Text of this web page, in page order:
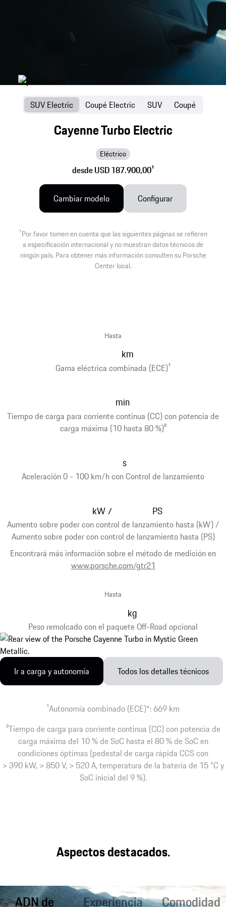
Cayenne Turbo Electric
Eléctrico
desde USD 187.900,001
SUV Electric Coupé Electric SUV Coupé
Cambiar modelo Configurar
1Por favor tomen en cuenta que las siguientes páginas se refieren
a especificación internacional y no muestran datos técnicos de
ningún país. Para obtener más información consulten su Porsche
Center local.
Gama eléctrica combinada (ECE)1
Hasta
km
Tiempo de carga para corriente continua (CC) con potencia de
carga máxima (10 hasta 80 %)2
min
Aceleración 0 - 100 km/h con Control de lanzamiento
s
Aumento sobre poder con control de lanzamiento hasta (kW) /
Aumento sobre poder con control de lanzamiento hasta (PS)
Encontrará más información sobre el método de medición en
www.porsche.com/gtr21
kW / PS
Peso remolcado con el paquete Off-Road opcional
Hasta
kg
Ir a carga y autonomía Todos los detalles técnicos
1Autonomía combinado (ECE)*: 669 km
2Tiempo de carga para corriente continua (CC) con potencia de
carga máxima del 10 % de SoC hasta el 80 % de SoC en
condiciones óptimas (pedestal de carga rápida CCS con
> 390 kW, > 850 V, > 520 A, temperatura de la batería de 15 °C y
SoC inicial del 9 %).
Aspectos destacados.
ADN de Experiencia Comodidad